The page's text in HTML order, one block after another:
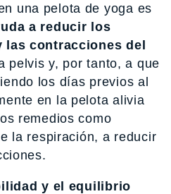
una pelota de yoga es
a reducir los
las contracciones del
pelvis y, por tanto, a que
los días previos al
en la pelota alivia
remedios como
la respiración, a reducir
y el equilibrio